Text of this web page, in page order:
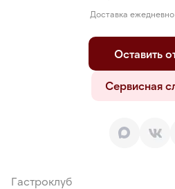
Доставка
Оставить
Сервисная
Гастроклуб